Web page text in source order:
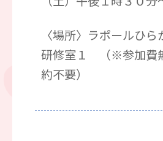
〈場所〉ラポールひ
研修室１ （※参加費
約不要）